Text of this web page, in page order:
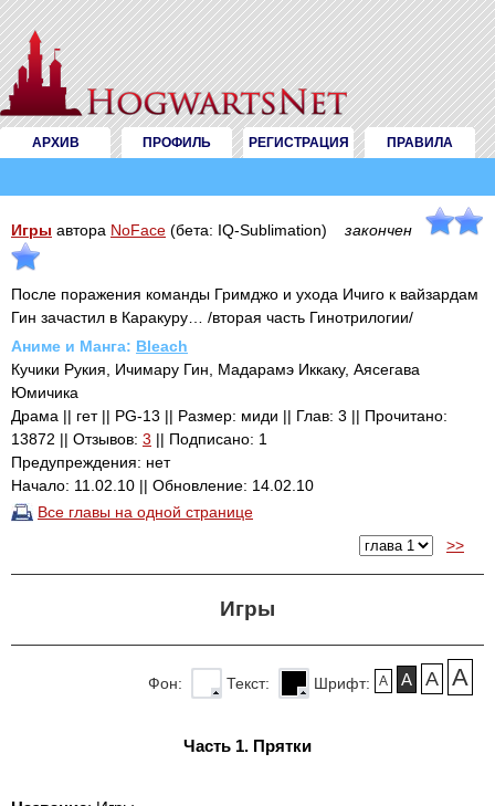
АРХИВ ПРОФИЛЬ РЕГИСТРАЦИЯ ПРАВИЛА
Игры автора NoFace (бета: IQ-Sublimation) закончен
После поражения команды Гримджо и ухода Ичиго к вайзардам
Гин зачастил в Каракуру… /вторая часть Гинотрилогии/
Аниме и Манга: Bleach
Кучики Рукия, Ичимару Гин, Мадарамэ Иккаку, Аясегава
Юмичика
Драма || гет || PG-13 || Размер: миди || Глав: 3 || Прочитано:
13872 || Отзывов: 3 || Подписано: 1
Предупреждения: нет
Начало: 11.02.10 || Обновление: 14.02.10
Все главы на одной странице
>>
Игры
A A A A
Шрифт:
Текст:
Фон:
Часть 1. Прятки